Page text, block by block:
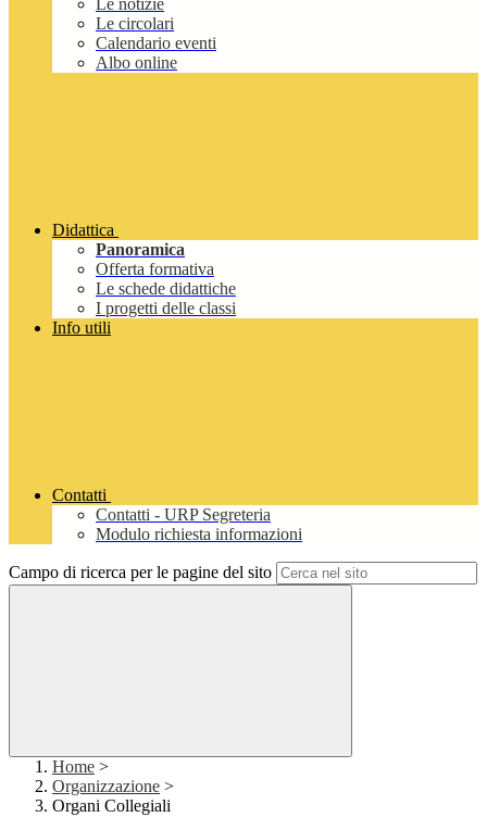
Le notizie
Le circolari
Calendario eventi
Albo online
Didattica
Panoramica
Offerta formativa
Le schede didattiche
I progetti delle classi
Info utili
Contatti
Contatti - URP Segreteria
Modulo richiesta informazioni
Campo di ricerca per le pagine del sito
Home >
Organizzazione >
Organi Collegiali